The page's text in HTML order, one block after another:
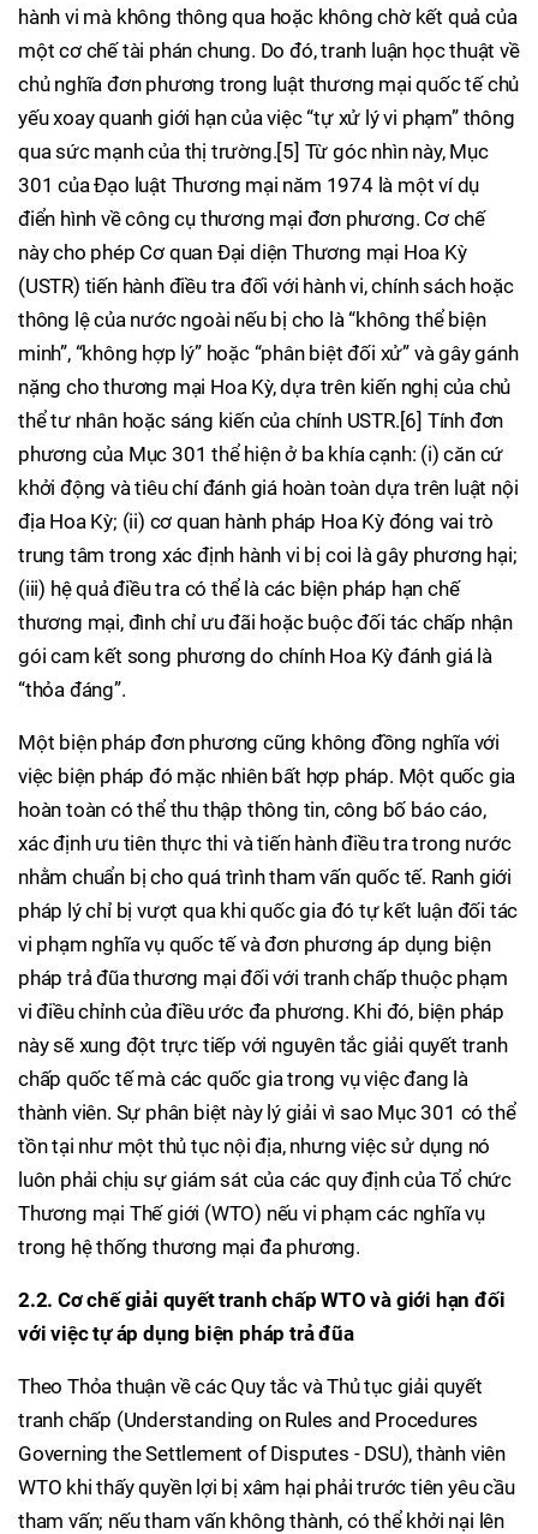
hành vi mà không thông qua hoặc không chờ kết quả của
một cơ chế tài phán chung. Do đó, tranh luận học thuật về
chủ nghĩa đơn phương trong luật thương mại quốc tế chủ
yếu xoay quanh giới hạn của việc “tự xử lý vi phạm” thông
qua sức mạnh của thị trường.[5] Từ góc nhìn này, Mục
301 của Đạo luật Thương mại năm 1974 là một ví dụ
điển hình về công cụ thương mại đơn phương. Cơ chế
này cho phép Cơ quan Đại diện Thương mại Hoa Kỳ
(USTR) tiến hành điều tra đối với hành vi, chính sách hoặc
thông lệ của nước ngoài nếu bị cho là “không thể biện
minh”, “không hợp lý” hoặc “phân biệt đối xử” và gây gánh
nặng cho thương mại Hoa Kỳ, dựa trên kiến nghị của chủ
thể tư nhân hoặc sáng kiến của chính USTR.[6] Tính đơn
phương của Mục 301 thể hiện ở ba khía cạnh: (i) căn cứ
khởi động và tiêu chí đánh giá hoàn toàn dựa trên luật nội
địa Hoa Kỳ; (ii) cơ quan hành pháp Hoa Kỳ đóng vai trò
trung tâm trong xác định hành vi bị coi là gây phương hại;
(iii) hệ quả điều tra có thể là các biện pháp hạn chế
thương mại, đình chỉ ưu đãi hoặc buộc đối tác chấp nhận
gói cam kết song phương do chính Hoa Kỳ đánh giá là
“thỏa đáng”.
Một biện pháp đơn phương cũng không đồng nghĩa với
việc biện pháp đó mặc nhiên bất hợp pháp. Một quốc gia
hoàn toàn có thể thu thập thông tin, công bố báo cáo,
xác định ưu tiên thực thi và tiến hành điều tra trong nước
nhằm chuẩn bị cho quá trình tham vấn quốc tế. Ranh giới
pháp lý chỉ bị vượt qua khi quốc gia đó tự kết luận đối tác
vi phạm nghĩa vụ quốc tế và đơn phương áp dụng biện
pháp trả đũa thương mại đối với tranh chấp thuộc phạm
vi điều chỉnh của điều ước đa phương. Khi đó, biện pháp
này sẽ xung đột trực tiếp với nguyên tắc giải quyết tranh
chấp quốc tế mà các quốc gia trong vụ việc đang là
thành viên. Sự phân biệt này lý giải vì sao Mục 301 có thể
tồn tại như một thủ tục nội địa, nhưng việc sử dụng nó
luôn phải chịu sự giám sát của các quy định của Tổ chức
Thương mại Thế giới (WTO) nếu vi phạm các nghĩa vụ
trong hệ thống thương mại đa phương.
2.2. Cơ chế giải quyết tranh chấp WTO và giới hạn đối
với việc tự áp dụng biện pháp trả đũa
Theo Thỏa thuận về các Quy tắc và Thủ tục giải quyết
tranh chấp (Understanding on Rules and Procedures
Governing the Settlement of Disputes - DSU), thành viên
WTO khi thấy quyền lợi bị xâm hại phải trước tiên yêu cầu
tham vấn; nếu tham vấn không thành, có thể khởi nại lên